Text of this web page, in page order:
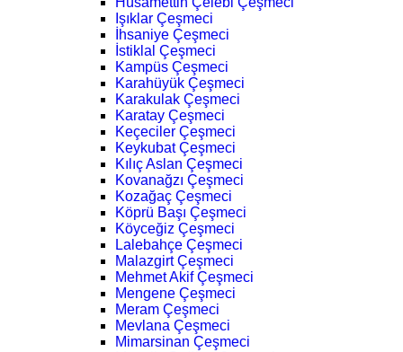
Işıklar Çeşmeci
İhsaniye Çeşmeci
İstiklal Çeşmeci
Kampüs Çeşmeci
Karahüyük Çeşmeci
Karakulak Çeşmeci
Karatay Çeşmeci
Keçeciler Çeşmeci
Keykubat Çeşmeci
Kılıç Aslan Çeşmeci
Kovanağzı Çeşmeci
Kozağaç Çeşmeci
Köprü Başı Çeşmeci
Köyceğiz Çeşmeci
Lalebahçe Çeşmeci
Malazgirt Çeşmeci
Mehmet Akif Çeşmeci
Mengene Çeşmeci
Meram Çeşmeci
Mevlana Çeşmeci
Mimarsinan Çeşmeci